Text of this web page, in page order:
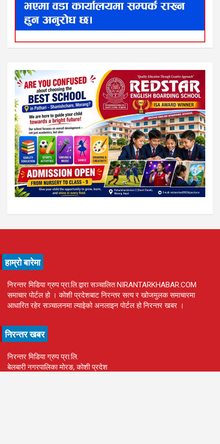
हाम्रो बारेमा
निरन्तर मिडिया ग्रुप प्रा.लि.द्वारा सञ्चालित NIRANTARKHABAR.COM
समाचार पोर्टल हो । कोशी प्रदेशबाट निरन्तर सत्य र खोजमुलक समाचारमा
आधारित रहेर सञ्चालनमा ल्याइेको अनलाइन पोर्टल हो निरन्तर खबर ।
निरन्तर खबर
निरन्तर मिडिया ग्रुप प्रा.लि.
बेलबारी नगरपालिका मोरङ, कोशी प्रदेश